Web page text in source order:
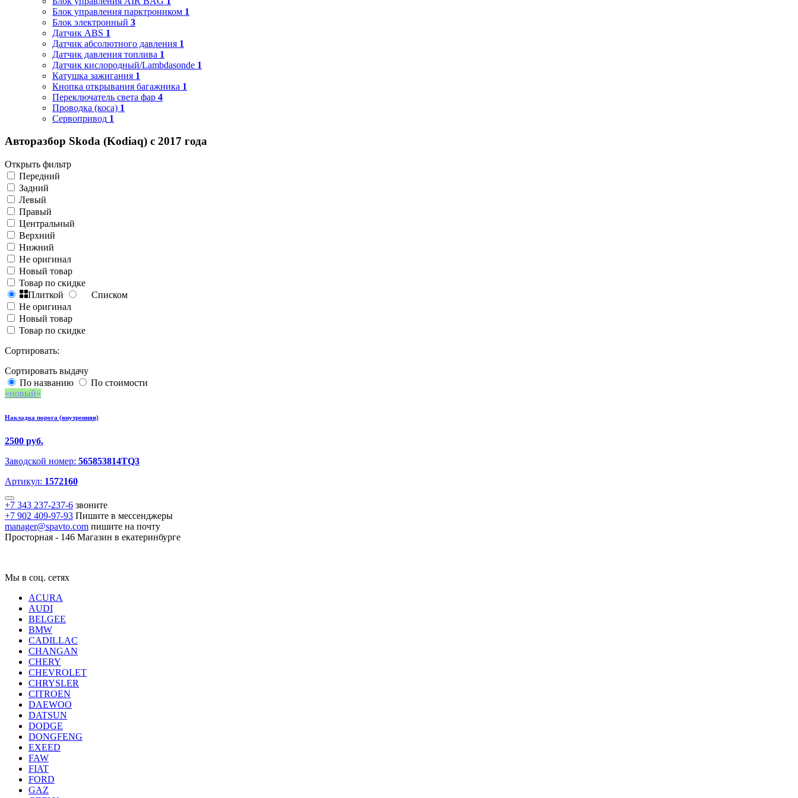
Блок управления парктроником 1
Блок электронный 3
Датчик ABS 1
Датчик абсолютного давления 1
Датчик давления топлива 1
Датчик кислородный/Lambdasonde 1
Катушка зажигания 1
Кнопка открывания багажника 1
Переключатель света фар 4
Проводка (коса) 1
Сервопривод 1
Авторазбор Skoda (Kodiaq) с 2017 года
Открыть фильтр
Передний
Задний
Левый
Правый
Центральный
Верхний
Нижний
Не оригинал
Новый товар
Товар по скидке
Плиткой
Списком
Не оригинал
Новый товар
Товар по скидке
Сортировать:
Сортировать выдачу
По названию
По стоимости
новый
Накладка порога (внутренняя)
2500 руб.
Заводской номер: 565853814TQ3
Артикул: 1572160
+7 343 237-237-6 звоните
+7 902 409-97-93 Пишите в мессенджеры
manager@spavto.com пишите на почту
Просторная - 146 Магазин в екатеринбурге
Мы в соц. сетях
ACURA
AUDI
BELGEE
BMW
CADILLAC
CHANGAN
CHERY
CHEVROLET
CHRYSLER
CITROEN
DAEWOO
DATSUN
DODGE
DONGFENG
EXEED
FAW
FIAT
FORD
GAZ